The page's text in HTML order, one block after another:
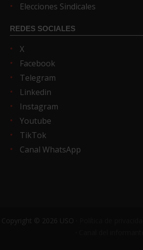
Elecciones Sindicales
REDES SOCIALES
X
Facebook
Telegram
Linkedin
Instagram
Youtube
TikTok
Canal WhatsApp
Copyright © 2026 USO ·